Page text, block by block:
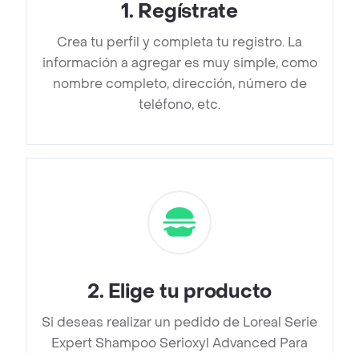
1. Regístrate
Crea tu perfil y completa tu registro. La
información a agregar es muy simple, como
nombre completo, dirección, número de
teléfono, etc.
2. Elige tu producto
Si deseas realizar un pedido de Loreal Serie
Expert Shampoo Serioxyl Advanced Para